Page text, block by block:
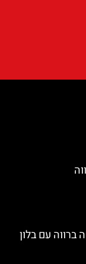
ברווה עם בלון